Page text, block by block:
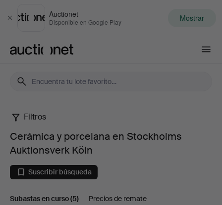
Cerrar
Auctionet
Disponible en Google Play Mostrar
Cerámica
porcelana
en
Filtros
Cerámica y porcelana en Stockholms
Auktionsverk Köln
Suscribir búsqueda
Subastas en curso(5) Precios de remate